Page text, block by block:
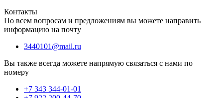
Контакты
По всем вопросам и предложениям вы можете направить
информацию на почту
3440101@mail.ru
Вы также всегда можете напрямую связаться с нами по
номеру
+7 343 344-01-01